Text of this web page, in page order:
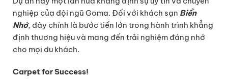
nghiệp của đội ngũ Goma. Đối với khách sạn Biển
Nhớ, đây chính là bước tiến lớn trong hành trình khẳng
định thương hiệu và mang đến trải nghiệm đáng nhớ
cho mọi du khách.
Carpet for Success!